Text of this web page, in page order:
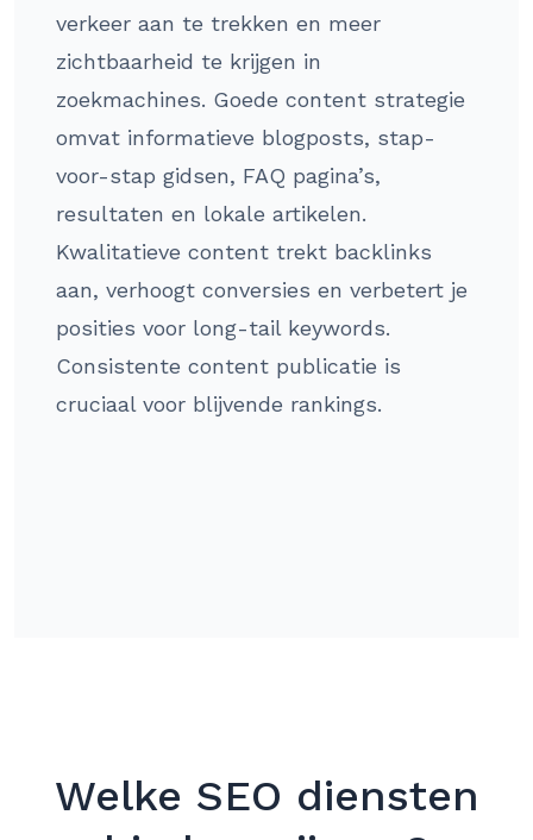
verkeer aan te trekken en meer
zichtbaarheid te krijgen in
zoekmachines. Goede content strategie
omvat informatieve blogposts, stap-
voor-stap gidsen, FAQ pagina’s,
resultaten en lokale artikelen.
Kwalitatieve content trekt backlinks
aan, verhoogt conversies en verbetert je
posities voor long-tail keywords.
Consistente content publicatie is
cruciaal voor blijvende rankings.
Welke SEO diensten